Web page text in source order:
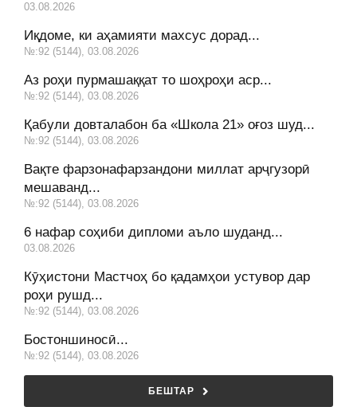
03.08.2026
Иқдоме, ки аҳамияти махсус дорад...
№:92 (5144), 03.08.2026
Аз роҳи пурмашаққат то шоҳроҳи аср...
№:92 (5144), 03.08.2026
Қабули довталабон ба «Школа 21» оғоз шуд...
№:92 (5144), 03.08.2026
Вақте фарзонафарзандони миллат арҷгузорӣ
мешаванд...
№:92 (5144), 03.08.2026
6 нафар соҳиби дипломи аъло шуданд...
03.08.2026
Кӯҳистони Мастчоҳ бо қадамҳои устувор дар
роҳи рушд...
№:92 (5144), 03.08.2026
Бостоншиносӣ...
№:92 (5144), 03.08.2026
БЕШТАР